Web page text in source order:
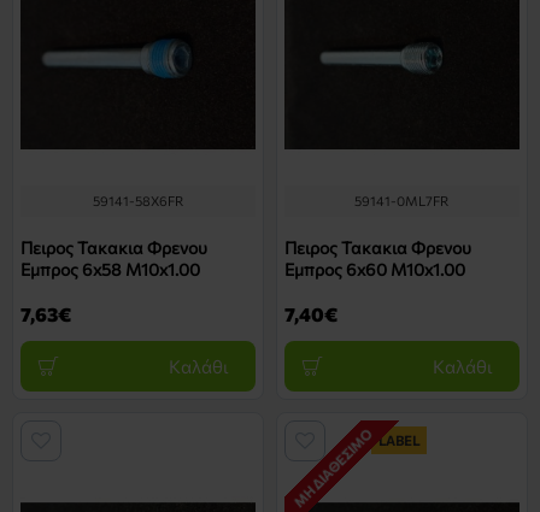
59141-58X6FR
Πειρος Τακακια Φρενου
Εμπρος 6x58 M10x1.00
7,63€
Καλάθι
59141-0ML7FR
Πειρος Τακακια Φρενου
Εμπρος 6x60 M10x1.00
7,40€
Καλάθι
LABEL
ΜΗ ΔΙΑΘΈΣΙΜΟ